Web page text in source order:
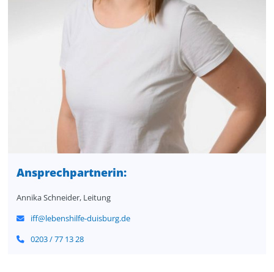
Ansprechpartnerin:
Annika Schneider, Leitung
iff@lebenshilfe-duisburg.de
0203 / 77 13 28